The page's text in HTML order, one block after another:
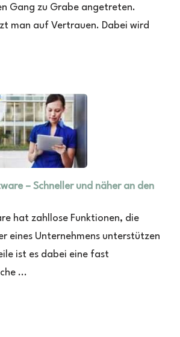
Gang zu Grabe angetreten.
man auf Vertrauen. Dabei wird
– Schneller und näher an den
hat zahllose Funktionen, die
eines Unternehmens unterstützen
ist es dabei eine fast
...